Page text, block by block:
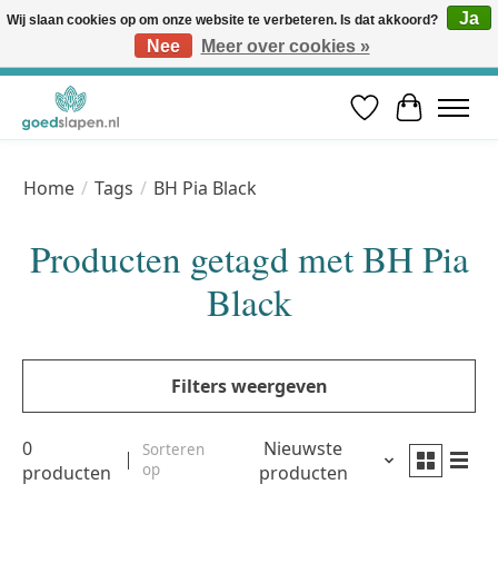
Vóór 12u besteld, volgende werkdag in huis* | Gratis verzending vanaf €50 | Professioneel slaapadvies
Verlanglijst
Home / Tags / BH Pia Black
Producten getagd met BH Pia
Black
Filters weergeven
0
producten
Sorteren
op
Nieuwste
producten
Wij slaan cookies op om onze website te verbeteren. Is dat akkoord?
Ja
Nee
Meer over cookies »